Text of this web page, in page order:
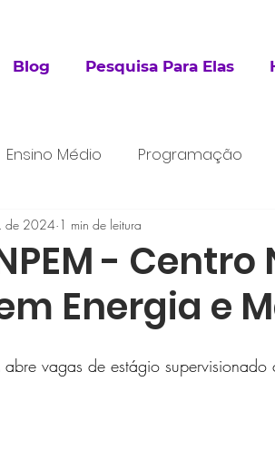
Blog Pesquisa Para Elas
Ensino Médio Programação
Extracurricular
-
Energia e
de 2024 1 min de leitura
vagas de estágio supervisionado